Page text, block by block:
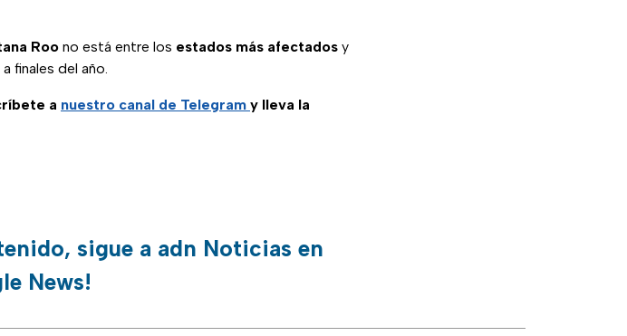
Roo no está entre los estados más afectados y
a finales del año.
a nuestro canal de Telegram y lleva la
sigue a adn Noticias en
News!